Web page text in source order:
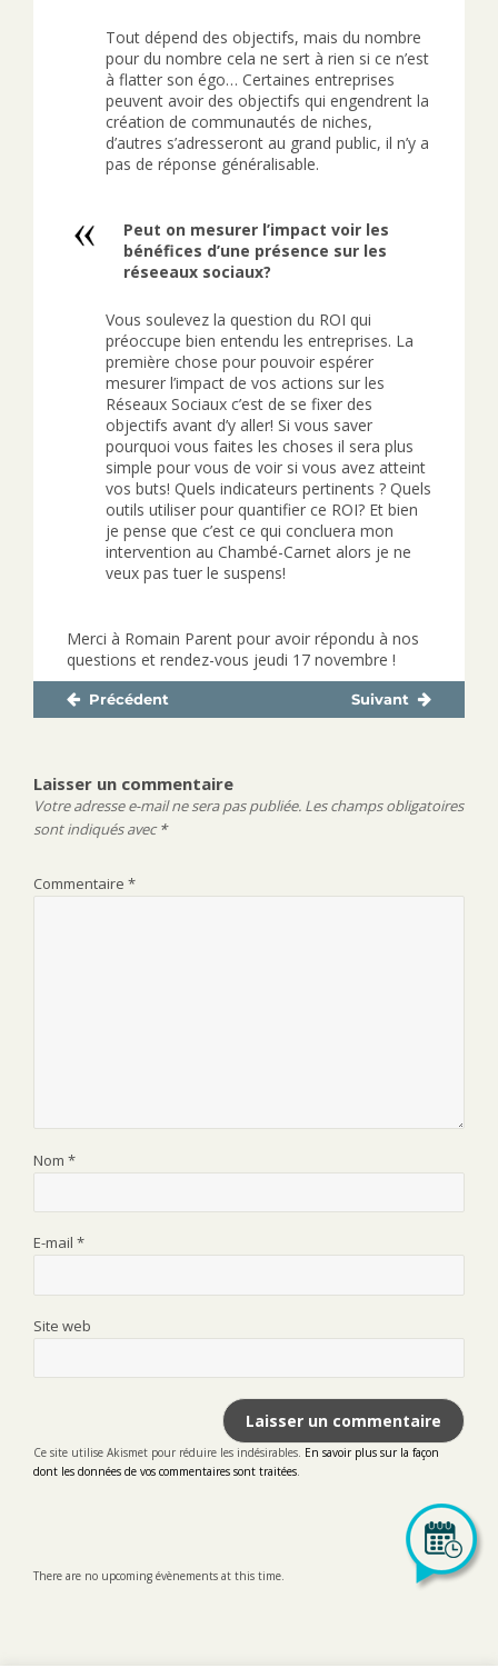
Tout dépend des objectifs, mais du nombre
pour du nombre cela ne sert à rien si ce n’est
à flatter son égo… Certaines entreprises
peuvent avoir des objectifs qui engendrent la
création de communautés de niches,
d’autres s’adresseront au grand public, il n’y a
pas de réponse généralisable.
Peut on mesurer l’impact voir les
bénéfices d’une présence sur les
réseeaux sociaux?
Vous soulevez la question du ROI qui
préoccupe bien entendu les entreprises. La
première chose pour pouvoir espérer
mesurer l’impact de vos actions sur les
Réseaux Sociaux c’est de se fixer des
objectifs avant d’y aller! Si vous saver
pourquoi vous faites les choses il sera plus
simple pour vous de voir si vous avez atteint
vos buts! Quels indicateurs pertinents ? Quels
outils utiliser pour quantifier ce ROI? Et bien
je pense que c’est ce qui concluera mon
intervention au Chambé-Carnet alors je ne
veux pas tuer le suspens!
Merci à Romain Parent pour avoir répondu à nos
questions et rendez-vous jeudi 17 novembre !
NavigationPrécédent
Publication
Suivant
Publication
Laisser un commentaire
Votre adresse e-mail ne sera pas publiée. Les champs obligatoires
sont indiqués avec*
Commentaire *
Nom *
E-mail *
Site web
Ce site utilise Akismet pour réduire les indésirables. En savoir plus sur la façon
dont les données de vos commentaires sont traitées
There are no upcoming évènements at this time.